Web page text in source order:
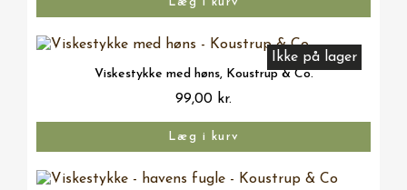
Vis her
Ikke på lager
Viskestykke med høns, Koustrup & Co.
99,00 kr.
Læg i kurv